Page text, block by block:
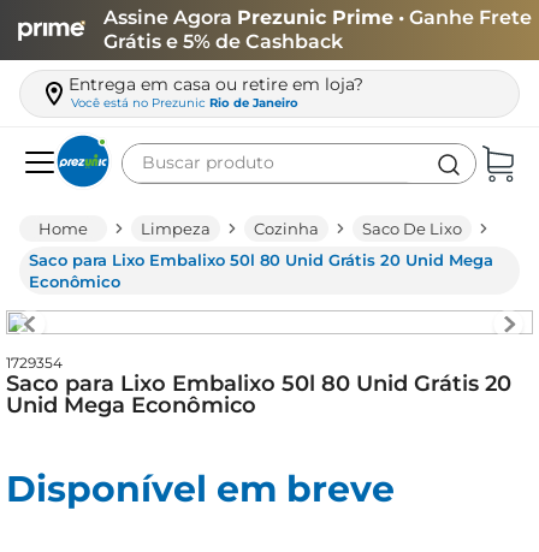
Assine Agora Prezunic Prime • Ganhe Frete
Grátis e 5% de Cashback
Entrega em casa ou retire em loja?
Você está no Prezunic Rio de Janeiro
Buscar produto
Limpeza Cozinha
Saco De Lixo
Saco para Lixo Embalixo 50l 80 Unid Grátis 20 Unid Mega
Econômico
1729354
Saco para Lixo Embalixo 50l 80 Unid Grátis 20
Unid Mega Econômico
Disponível em breve
leite
café
queijo
azeite
arroz